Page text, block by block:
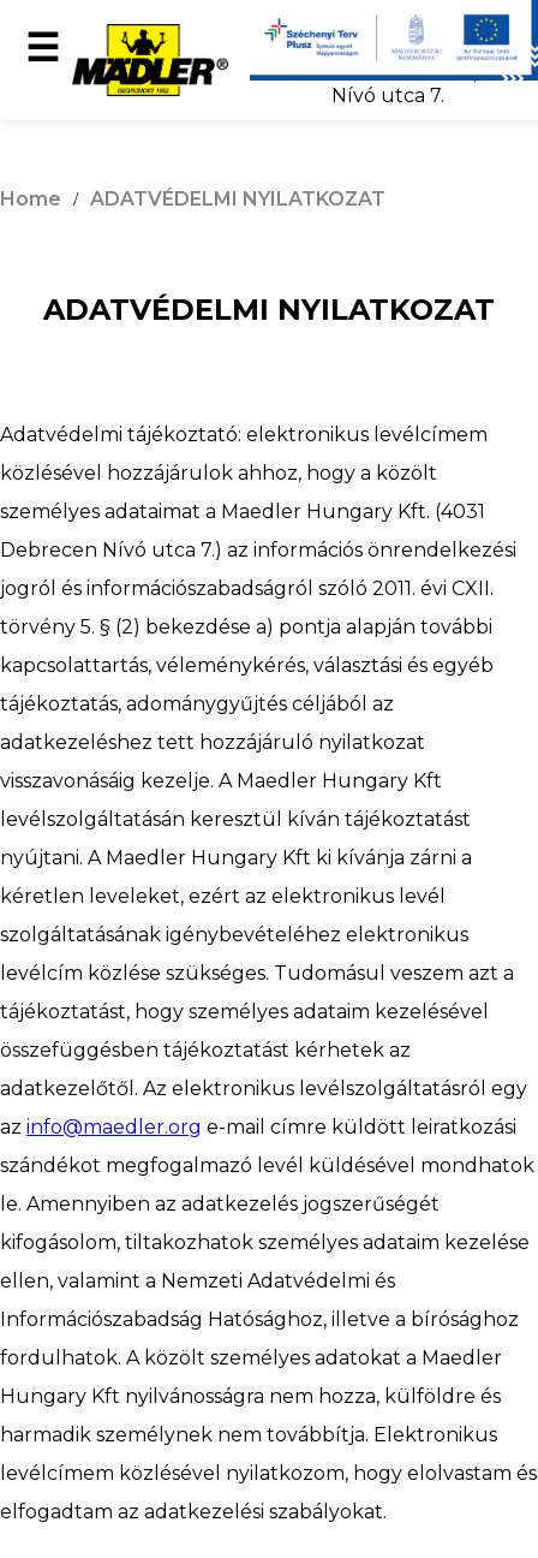
+36 52 502 810
info@maedler.org
4031 Debrecen,
Nívó utca 7.
e-
Request
quotation
CAD
Manufacturing
Contact
☰
Home ADATVÉDELMI NYILATKOZAT
ADATVÉDELMI NYILATKOZAT
Adatvédelmi tájékoztató: elektronikus levélcímem
közlésével hozzájárulok ahhoz, hogy a közölt
személyes adataimat a Maedler Hungary Kft. (4031
Debrecen Nívó utca 7.) az információs önrendelkezési
jogról és információszabadságról szóló 2011. évi CXII.
törvény 5. § (2) bekezdése a) pontja alapján további
kapcsolattartás, véleménykérés, választási és egyéb
tájékoztatás, adománygyűjtés céljából az
adatkezeléshez tett hozzájáruló nyilatkozat
visszavonásáig kezelje. A Maedler Hungary Kft
levélszolgáltatásán keresztül kíván tájékoztatást
nyújtani. A Maedler Hungary Kft ki kívánja zárni a
kéretlen leveleket, ezért az elektronikus levél
szolgáltatásának igénybevételéhez elektronikus
levélcím közlése szükséges. Tudomásul veszem azt a
tájékoztatást, hogy személyes adataim kezelésével
összefüggésben tájékoztatást kérhetek az
adatkezelőtől. Az elektronikus levélszolgáltatásról egy
az info@maedler.org e-mail címre küldött leiratkozási
szándékot megfogalmazó levél küldésével mondhatok
le. Amennyiben az adatkezelés jogszerűségét
kifogásolom, tiltakozhatok személyes adataim kezelése
ellen, valamint a Nemzeti Adatvédelmi és
Információszabadság Hatósághoz, illetve a bírósághoz
fordulhatok. A közölt személyes adatokat a Maedler
Hungary Kft nyilvánosságra nem hozza, külföldre és
harmadik személynek nem továbbítja. Elektronikus
levélcímem közlésével nyilatkozom, hogy elolvastam és
elfogadtam az adatkezelési szabályokat.